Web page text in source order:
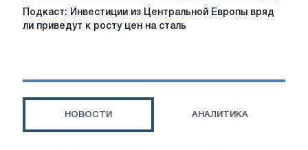
Подкаст:
Инвестиции
вряд
росту
Подкаст: Инвестиции из Центральной Европы вряд
ли приведут к росту цен на сталь
НОВОСТИ АНАЛИТИКА